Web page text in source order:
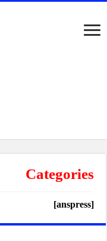
Categories
[anspress]